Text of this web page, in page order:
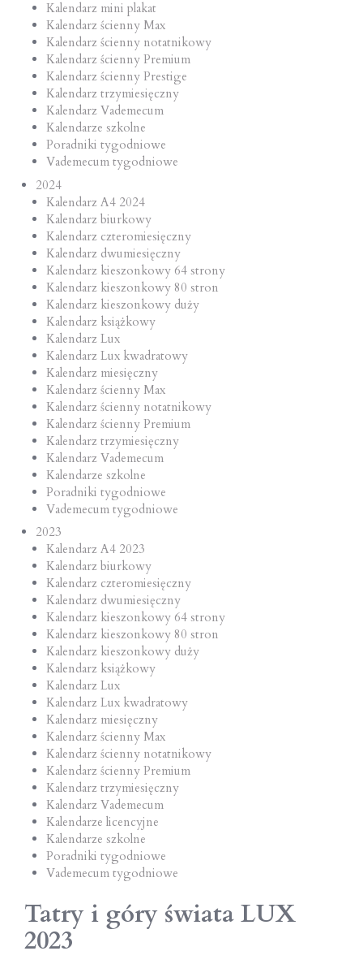
Kalendarz mini plakat
Kalendarz ścienny Max
Kalendarz ścienny notatnikowy
Kalendarz ścienny Premium
Kalendarz ścienny Prestige
Kalendarz trzymiesięczny
Kalendarz Vademecum
Kalendarze szkolne
Poradniki tygodniowe
Vademecum tygodniowe
2024
Kalendarz A4 2024
Kalendarz biurkowy
Kalendarz czteromiesięczny
Kalendarz dwumiesięczny
Kalendarz kieszonkowy 64 strony
Kalendarz kieszonkowy 80 stron
Kalendarz kieszonkowy duży
Kalendarz książkowy
Kalendarz Lux
Kalendarz Lux kwadratowy
Kalendarz miesięczny
Kalendarz ścienny Max
Kalendarz ścienny notatnikowy
Kalendarz ścienny Premium
Kalendarz trzymiesięczny
Kalendarz Vademecum
Kalendarze szkolne
Poradniki tygodniowe
Vademecum tygodniowe
2023
Kalendarz A4 2023
Kalendarz biurkowy
Kalendarz czteromiesięczny
Kalendarz dwumiesięczny
Kalendarz kieszonkowy 64 strony
Kalendarz kieszonkowy 80 stron
Kalendarz kieszonkowy duży
Kalendarz książkowy
Kalendarz Lux
Kalendarz Lux kwadratowy
Kalendarz miesięczny
Kalendarz ścienny Max
Kalendarz ścienny notatnikowy
Kalendarz ścienny Premium
Kalendarz trzymiesięczny
Kalendarz Vademecum
Kalendarze licencyjne
Kalendarze szkolne
Poradniki tygodniowe
Vademecum tygodniowe
Tatry i góry świata LUX
2023